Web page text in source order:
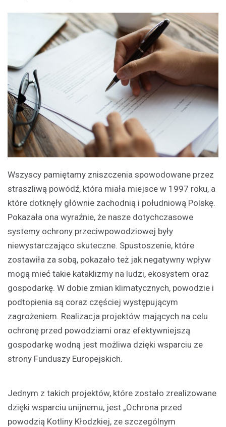
Wszyscy pamiętamy zniszczenia spowodowane przez
straszliwą powódź, która miała miejsce w 1997 roku, a
które dotknęły głównie zachodnią i południową Polskę.
Pokazała ona wyraźnie, że nasze dotychczasowe
systemy ochrony przeciwpowodziowej były
niewystarczająco skuteczne. Spustoszenie, które
zostawiła za sobą, pokazało też jak negatywny wpływ
mogą mieć takie kataklizmy na ludzi, ekosystem oraz
gospodarkę. W dobie zmian klimatycznych, powodzie i
podtopienia są coraz częściej występującym
zagrożeniem. Realizacja projektów mających na celu
ochronę przed powodziami oraz efektywniejszą
gospodarkę wodną jest możliwa dzięki wsparciu ze
strony Funduszy Europejskich.
Jednym z takich projektów, które zostało zrealizowane
dzięki wsparciu unijnemu, jest „Ochrona przed
powodzią Kotliny Kłodzkiej, ze szczególnym